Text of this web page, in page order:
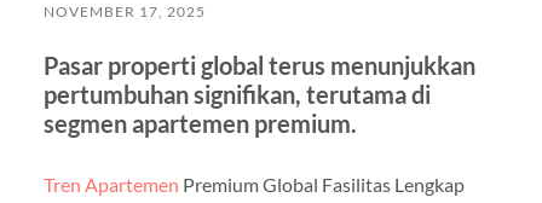
NOVEMBER 17, 2025
Pasar properti global terus menunjukkan
pertumbuhan signifikan, terutama di
segmen apartemen premium.
Tren Apartemen Premium Global Fasilitas Lengkap